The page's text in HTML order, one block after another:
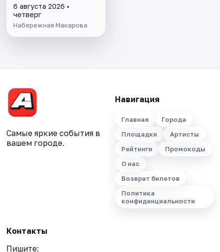
6 августа 2026 •
четверг
Набережная Макарова
Самые яркие события в
вашем городе.
Навигация
Главная
Города
Площадки
Артисты
Рейтинги
Промокоды
О нас
Возврат билетов
Политика
конфиденциальности
Контакты
Пишите: